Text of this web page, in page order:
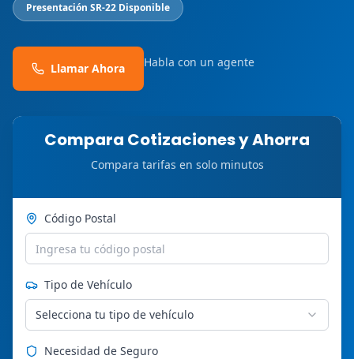
Presentación SR-22 Disponible
Llamar Ahora Habla con un agente
Compara Cotizaciones y Ahorra
Compara tarifas en solo minutos
Código Postal
Tipo de Vehículo
Selecciona tu tipo de vehículo
Necesidad de Seguro